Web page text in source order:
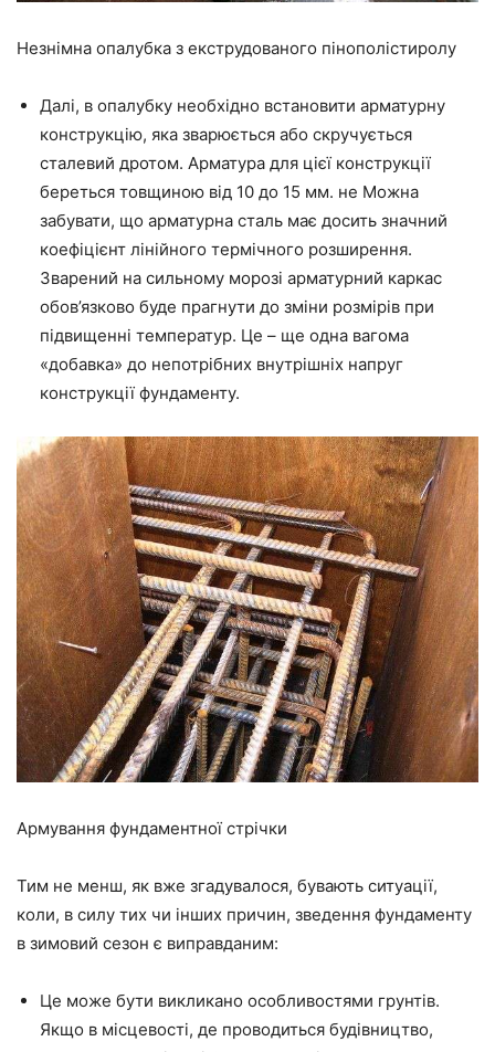
Незнімна опалубка з екструдованого пінополістиролу
Далі, в опалубку необхідно встановити арматурну
конструкцію, яка зварюється або скручується
сталевий дротом. Арматура для цієї конструкції
береться товщиною від 10 до 15 мм. не Можна
забувати, що арматурна сталь має досить значний
коефіцієнт лінійного термічного розширення.
Зварений на сильному морозі арматурний каркас
обов’язково буде прагнути до зміни розмірів при
підвищенні температур. Це – ще одна вагома
«добавка» до непотрібних внутрішніх напруг
конструкції фундаменту.
Армування фундаментної стрічки
Тим не менш, як вже згадувалося, бувають ситуації,
коли, в силу тих чи інших причин, зведення фундаменту
в зимовий сезон є виправданим:
Це може бути викликано особливостями грунтів.
Якщо в місцевості, де проводиться будівництво,